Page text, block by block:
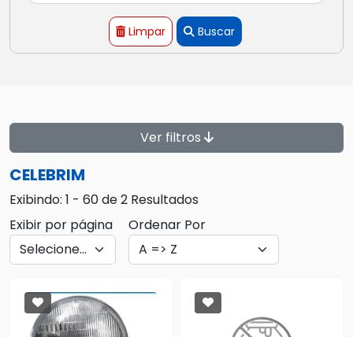
Limpar Buscar
Ver filtros
CELEBRIM
Exibindo: 1 - 60 de 2 Resultados
Exibir por página
Ordenar Por